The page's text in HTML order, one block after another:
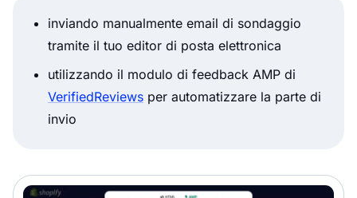
inviando manualmente email di sondaggio
tramite il tuo editor di posta elettronica
utilizzando il modulo di feedback AMP di
VerifiedReviews per automatizzare la parte di
invio